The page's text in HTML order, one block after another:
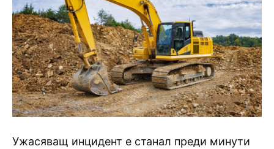
Ужасяващ инцидент е станал преди минути